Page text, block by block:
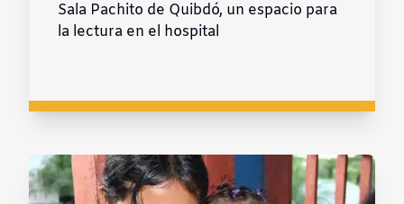
Sala Pachito de Quibdó, un espacio para
la lectura en el hospital